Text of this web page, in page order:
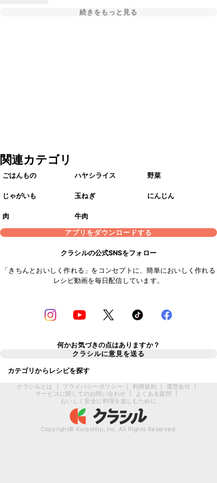
続きをもっと見る
関連カテゴリ
ごはんもの ハヤシライス 野菜
じゃがいも 玉ねぎ にんじん
肉
牛肉
アプリをダウンロードする
クラシルの公式SNSをフォロー
「きちんとおいしく作れる」をコンセプトに、簡単においしく作れる
レシピ動画を毎日配信しています。
何かお気づきの点はありますか？
クラシルに意見を送る
カテゴリからレシピを探す
クラシルとは プライバシーポリシー 利用規約 運営会社
サービスに関してのお問い合わせ
よくある質問
おいしく安全に料理を楽しむために
Copyright© Kurashiru, Inc. All Rights Reserved.